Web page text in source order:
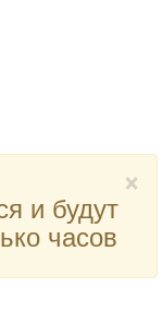
×
и будут
часов